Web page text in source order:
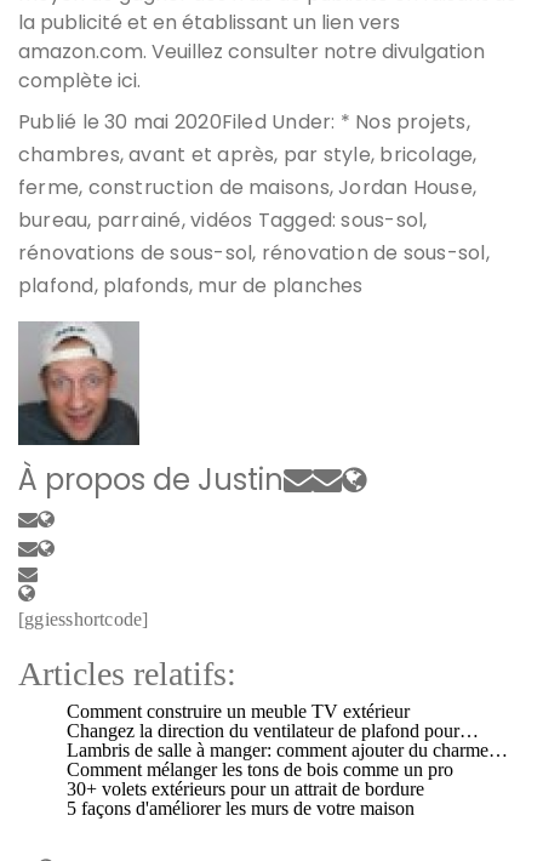
la publicité et en établissant un lien vers
amazon.com. Veuillez consulter notre divulgation
complète ici.
Publié le 30 mai 2020Filed Under: * Nos projets,
chambres, avant et après, par style, bricolage,
ferme, construction de maisons, Jordan House,
bureau, parrainé, vidéos Tagged: sous-sol,
rénovations de sous-sol, rénovation de sous-sol,
plafond, plafonds, mur de planches
À propos de Justin
[ggiesshortcode]
Articles relatifs:
Comment construire un meuble TV extérieur
Changez la direction du ventilateur de plafond pour…
Lambris de salle à manger: comment ajouter du charme…
Comment mélanger les tons de bois comme un pro
30+ volets extérieurs pour un attrait de bordure
5 façons d'améliorer les murs de votre maison